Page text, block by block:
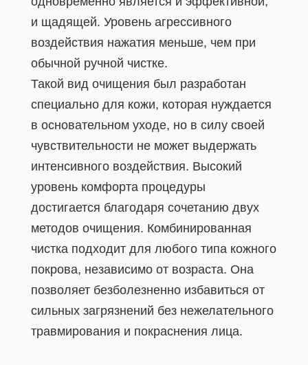
и щадящей. Уровень агрессивного
воздействия нажатия меньше, чем при
обычной ручной чистке.
Такой вид очищения был разработан
специально для кожи, которая нуждается
в основательном уходе, но в силу своей
чувствительности не может выдержать
интенсивного воздействия. Высокий
уровень комфорта процедуры
достигается благодаря сочетанию двух
методов очищения. Комбинированная
чистка подходит для любого типа кожного
покрова, независимо от возраста. Она
позволяет безболезненно избавиться от
сильных загрязнений без нежелательного
травмирования и покраснения лица.